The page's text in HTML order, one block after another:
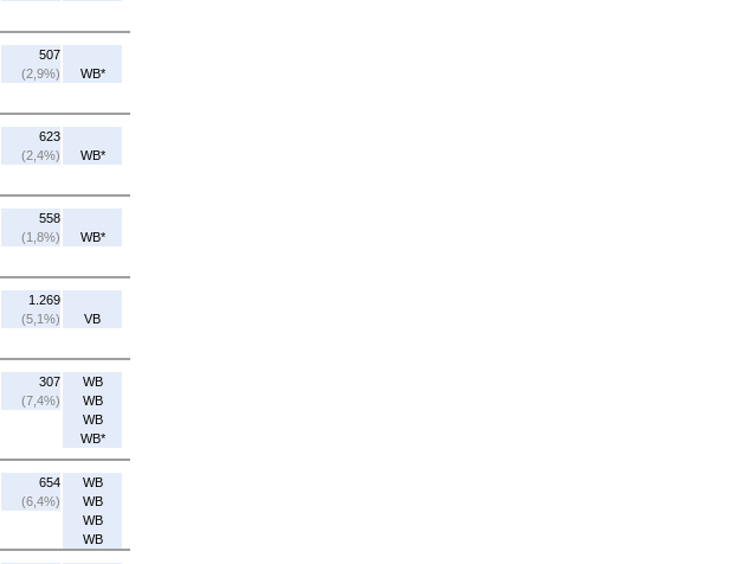
507
(2,9%)
WB*
623
(2,4%)
WB*
558
(1,8%)
WB*
1.269
(5,1%)
VB
307
(7,4%)
WB
WB
WB
WB*
654
(6,4%)
WB
WB
WB
WB